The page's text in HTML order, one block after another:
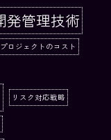
発管理技術
プロジェクトのコスト
リスク対応戦略